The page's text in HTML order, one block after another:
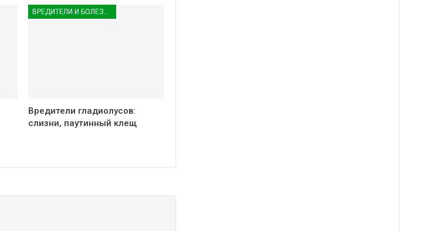
Вредители гладиолусов:
слизни, паутинный клещ